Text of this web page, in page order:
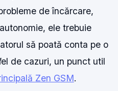
de încărcare,
ele trebuie
să poată conta pe o
de cazuri, un punct util
Zen GSM.